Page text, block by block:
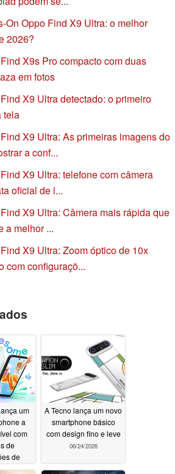
On Oppo Find X9 Ultra: o melhor
2026?
X9s Pro compacto com duas
em fotos
X9 Ultra detectado: o primeiro
tela
X9 Ultra: As primeiras imagens do
a conf...
X9 Ultra: telefone com câmera
oficial de l...
X9 Ultra: Câmera mais rápida que
a melhor ...
X9 Ultra: Zoom óptico de 10x
com configuraçõ...
um
a
com
de
de
26/2026
A Tecno lança um novo
smartphone básico
com design fino e leve
06/24/2026